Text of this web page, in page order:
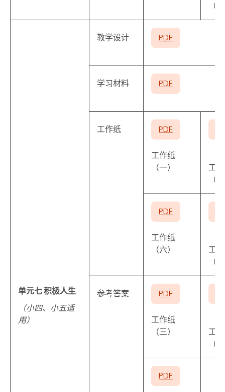
（
单元七 积极人生
（小四、小五适
用）
教学设计 PDF
学习材料 PDF
工作纸 PDF
工作纸
（一）
工
（
PDF
工作纸
（六）
工
（
参考答案 PDF
工作纸
（三）
工
（
PDF